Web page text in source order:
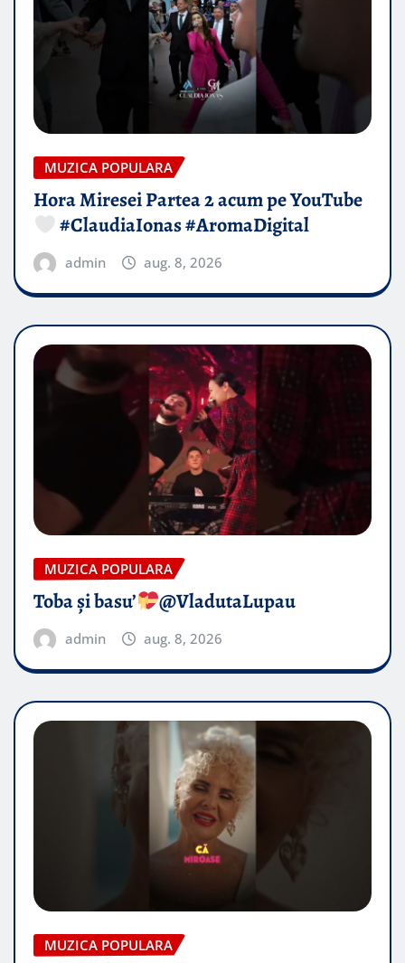
MUZICA POPULARA
Hora Miresei Partea 2 acum pe YouTube
#ClaudiaIonas #AromaDigital
admin aug. 8, 2026
MUZICA POPULARA
Toba și basu’ @VladutaLupau
admin aug. 8, 2026
MUZICA POPULARA